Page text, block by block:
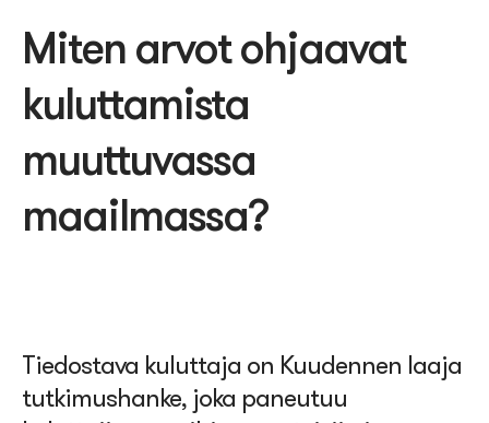
Miten arvot ohjaavat
kuluttamista
muuttuvassa
maailmassa?
Tiedostava kuluttaja on Kuudennen laaja
tutkimushanke, joka paneutuu